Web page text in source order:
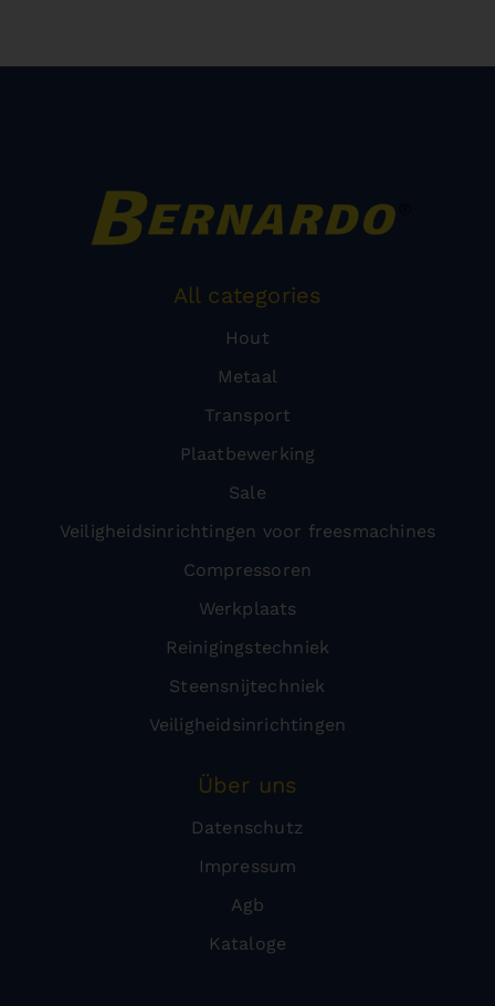
All categories
Hout
Metaal
Transport
Plaatbewerking
Sale
Veiligheidsinrichtingen voor freesmachines
Compressoren
Werkplaats
Reinigingstechniek
Steensnijtechniek
Veiligheidsinrichtingen
Über uns
Datenschutz
Impressum
Agb
Kataloge